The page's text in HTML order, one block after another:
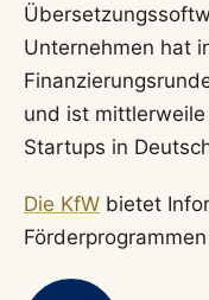
Unternehmen hat
und ist
Startups in
Die KfW bietet